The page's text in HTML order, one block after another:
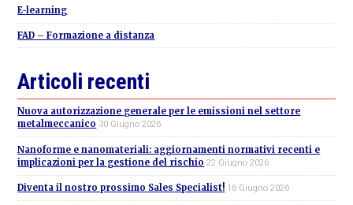
E-learning
FAD – Formazione a distanza
Articoli recenti
Nuova autorizzazione generale per le emissioni nel settore
metalmeccanico 30 Giugno 2026
Nanoforme e nanomateriali: aggiornamenti normativi recenti e
implicazioni per la gestione del rischio 22 Giugno 2026
Diventa il nostro prossimo Sales Specialist! 16 Giugno 2026